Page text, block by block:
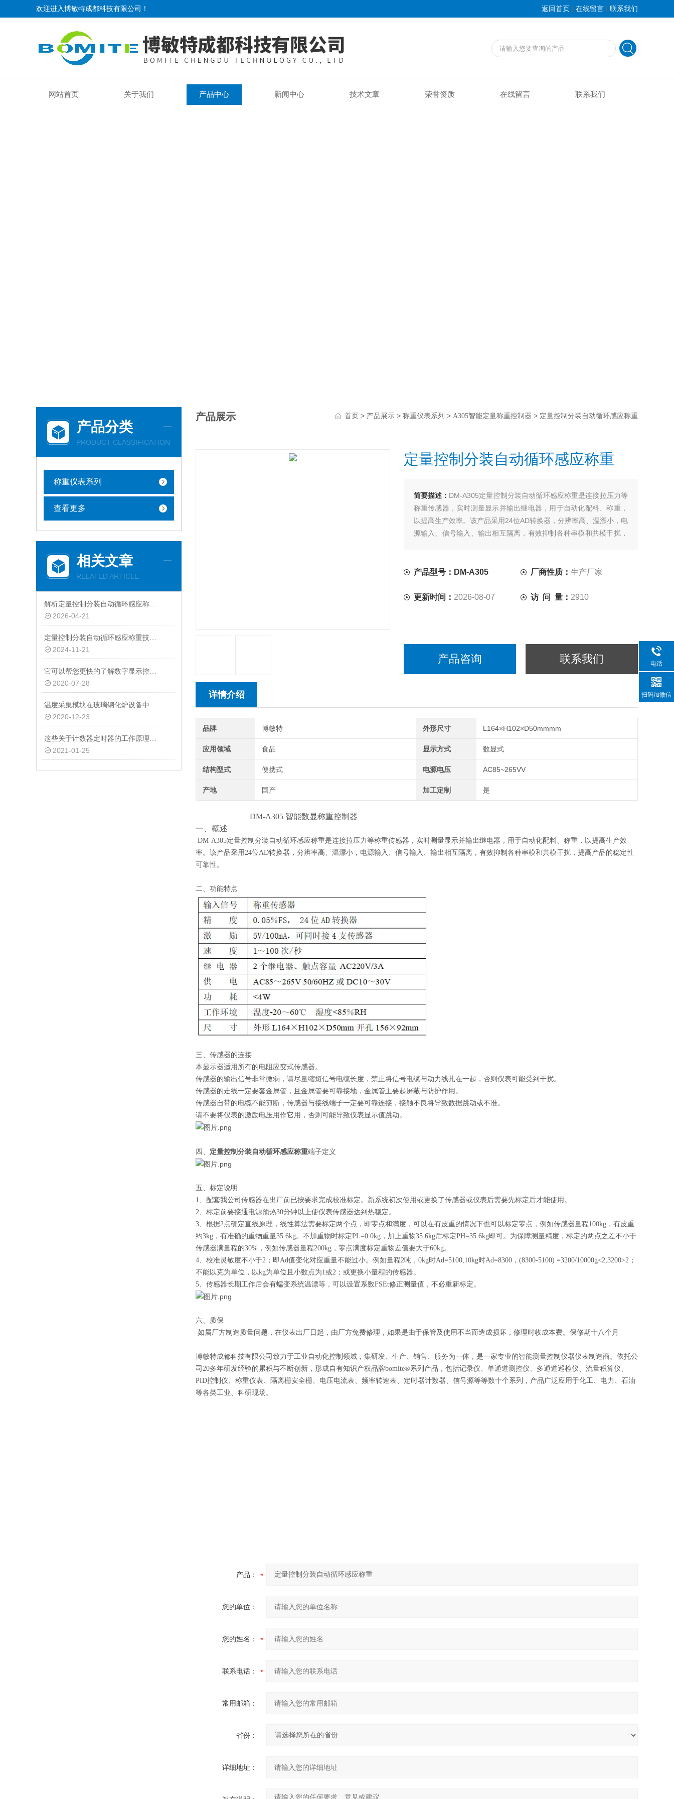
欢迎进入博敏特成都科技有限公司！ 返回首页 | 在线留言 | 联系我们
网站首页 关于我们 产品中心 新闻中心 技术文章 荣誉资质 在线留言 联系我们
产品分类
PRODUCT CLASSIFICATION
称重仪表系列
查看更多
相关文章
RELATED ARTICLE
解析定量控制分装自动循环感应称重在配料、灌装与循环控制中的核心作用
2026-04-21
定量控制分装自动循环感应称重技术的应用与发展
2024-11-21
它可以帮您更快的了解数字显示控制仪的内部结构
2020-07-28
温度采集模块在玻璃钢化炉设备中的应用
2020-12-23
这些关于计数器定时器的工作原理，一般人都不知道
2021-01-25
产品展示 首页 > 产品展示 > 称重仪表系列 > A305智能定量称重控制器 > 定量控制分装自动循环感应称重
定量控制分装自动循环感应称重
简要描述： DM-A305定量控制分装自动循环感应称重是连接拉压力等
称重传感器，实时测量显示并输出继电器，用于自动化配料、称重，
以提高生产效率。该产品采用24位AD转换器，分辨率高、温漂小，电
源输入、信号输入、输出相互隔离，有效抑制各种串模和共模干扰，
产品型号：DM-A305 厂商性质：生产厂家
更新时间： 2026-08-07 访 问 量： 2910
产品咨询 联系我们
详情介绍
品牌 博敏特 外形尺寸 L164×H102×D50mmmm
应用领域 食品 显示方式 数显式
结构型式 便携式 电源电压 AC85~265VV
产地 国产 加工定制 是
DM-A305 智能数显称重控制器
一、概述
DM-A305定量控制分装自动循环感应称重是连接拉压力等称重传感器，实时测量显示并输出继电器，用于自动化配料、称重，以提高生产效
率。该产品采用24位AD转换器，分辨率高、温漂小，电源输入、信号输入、输出相互隔离，有效抑制各种串模和共模干扰，提高产品的稳定性
可靠性。
二、功能特点
三、传感器的连接
本显示器适用所有的电阻应变式传感器。
传感器的输出信号非常微弱，请尽量缩短信号电缆长度，禁止将信号电缆与动力线扎在一起，否则仪表可能受到干扰。
传感器的走线一定要套金属管，且金属管要可靠接地，金属管主要起屏蔽与防护作用。
传感器自带的电缆不能剪断，传感器与接线端子一定要可靠连接，接触不良将导致数据跳动或不准。
请不要将仪表的激励电压用作它用，否则可能导致仪表显示值跳动。
四、 定量控制分装自动循环感应称重端子定义
五、标定说明
1、配套我公司传感器在出厂前已按要求完成校准标定。新系统初次使用或更换了传感器或仪表后需要先标定后才能使用。
2、标定前要接通电源预热30分钟以上使仪表传感器达到热稳定。
3、根据2点确定直线原理，线性算法需要标定两个点，即零点和满度，可以在有皮重的情况下也可以标定零点，例如传感器量程100kg，有皮重
约3kg，有准确的重物重量35.6kg。不加重物时标定PL=0.0kg，加上重物35.6kg后标定PH=35.6kg即可。为保障测量精度，标定的两点之差不小于
传感器满量程的30%，例如传感器量程200kg，零点满度标定重物差值要大于60kg。
4、校准灵敏度不小于2；即Ad值变化对应重量不能过小。例如量程2吨，0kg时Ad=5100,10kg时Ad=8300，(8300-5100) =3200/10000g<2,3200>2；
不能以克为单位，以kg为单位且小数点为1或2；或更换小量程的传感器。
5、传感器长期工作后会有蠕变系统温漂等，可以设置系数FSEt修正测量值，不必重新标定。
六、质保
如属厂方制造质量问题，在仪表出厂日起，由厂方免费修理，如果是由于保管及使用不当而造成损坏，修理时收成本费。保修期十八个月
博敏特成都科技有限公司致力于工业自动化控制领域，集研发、生产、销售、服务为一体，是一家专业的智能测量控制仪器仪表制造商。依托公
司20多年研发经验的累积与不断创新，形成自有知识产权品牌bomite®系列产品，包括记录仪、单通道测控仪、多通道巡检仪、流量积算仪、
PID控制仪、称重仪表、隔离栅安全栅、电压电流表、频率转速表、定时器计数器、信号源等等数十个系列，产品广泛应用于化工、电力、石油
等各类工业、科研现场。
产品：
您的单位：
您的姓名：
联系电话：
常用邮箱：
省份：
详细地址：
电话
扫码加微信